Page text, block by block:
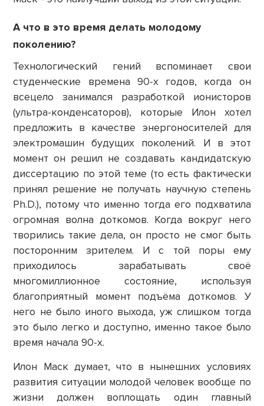
А что в это время делать молодому
поколению?
Технологический гений вспоминает свои
студенческие времена 90-х годов, когда он
всецело занимался разработкой ионисторов
(ультра-конденсаторов), которые Илон хотел
предложить в качестве энергоносителей для
электромашин будущих поколений. И в этот
момент он решил не создавать кандидатскую
диссертацию по этой теме (то есть фактически
принял решение не получать научную степень
Ph.D.), потому что именно тогда его подхватила
огромная волна доткомов. Когда вокруг него
творились такие дела, он просто не смог быть
посторонним зрителем. И с той поры ему
приходилось зарабатывать своё
многомиллионное состояние, используя
благоприятный момент подъёма доткомов. У
него не было иного выхода, уж слишком тогда
это было легко и доступно, именно такое было
время начала 90-х.
Илон Маск думает, что в нынешних условиях
развития ситуации молодой человек вообще по
жизни должен воплощать один главный